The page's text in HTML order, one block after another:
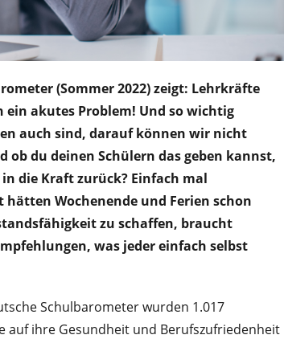
(Sommer 2022) zeigt: Lehrkräfte
akutes Problem! Und so wichtig
auch sind, darauf können wir nicht
du deinen Schülern das geben kannst,
die Kraft zurück? Einfach mal
hätten Wochenende und Ferien schon
zu schaffen, braucht
was jeder einfach selbst
Schulbarometer wurden 1.017
auf ihre Gesundheit und Berufszufriedenheit